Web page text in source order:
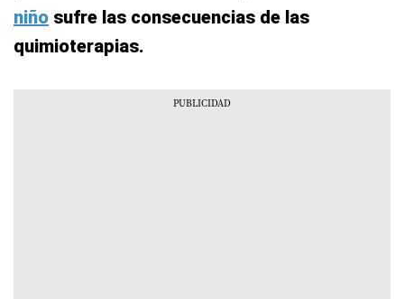
niño sufre las consecuencias de las
quimioterapias.